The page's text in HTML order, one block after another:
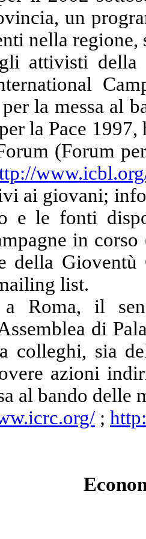
un
nella
attivisti della
la messa al
la Pace
(Forum
ai giovani;
e le fonti
in
della
list.
Roma, il
di
colleghi, sia
azioni
al bando delle
;